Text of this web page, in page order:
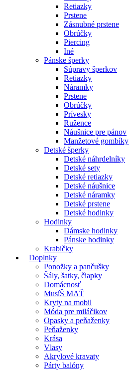
Retiazky
Prstene
Zásnubné prstene
Obrúčky
Piercing
Iné
Pánske šperky
Súpravy šperkov
Retiazky
Náramky
Prstene
Obrúčky
Prívesky
Ružence
Náušnice pre pánov
Manžetové gombíky
Detské šperky
Detské náhrdelníky
Detské sety
Detské retiazky
Detské náušnice
Detské náramky
Detské prstene
Detské hodinky
Hodinky
Dámske hodinky
Pánske hodinky
Krabičky
Doplnky
Ponožky a pančušky
Šály, šatky, čiapky
Domácnosť
MusíŠ MAŤ
Kryty na mobil
Móda pre miláčikov
Opasky a peňaženky
Peňaženky
Krása
Vlasy
Akrylové kravaty
Párty balóny